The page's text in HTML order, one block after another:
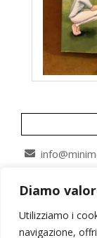
Diamo
Utilizziamo i
navigazione,